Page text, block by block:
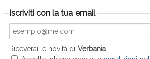
Iscriviti con la tua email
Riceverai le novità di Verbania